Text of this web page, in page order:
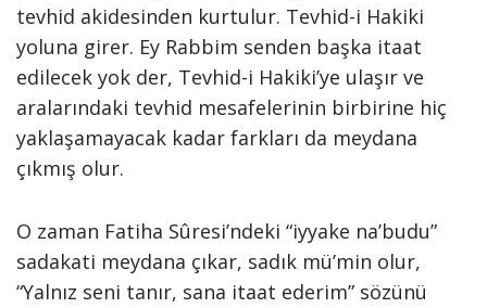
tevhid akidesinden kurtulur. Tevhid-i Hakiki
yoluna girer. Ey Rabbim senden başka itaat
edilecek yok der, Tevhid-i Hakiki’ye ulaşır ve
aralarındaki tevhid mesafelerinin birbirine hiç
yaklaşamayacak kadar farkları da meydana
çıkmış olur.
O zaman Fatiha Sûresi’ndeki “iyyake na’budu”
sadakati meydana çıkar, sadık mü’min olur,
“Yalnız seni tanır, sana itaat ederim” sözünü